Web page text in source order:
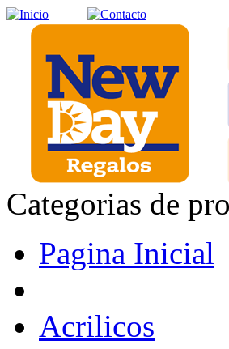
Categorias de
Pagina Inicial
Acrilicos